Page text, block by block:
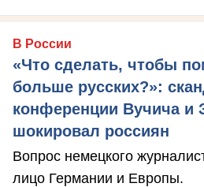
В России
«Что сделать, чтобы
больше русских?»:
конференции Вучича и
шокировал россиян
Вопрос немецкого
лицо Германии и Европы.